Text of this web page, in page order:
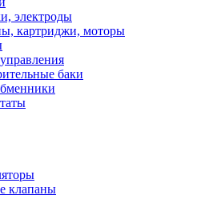
электроды
картриджи, моторы
баки
клапаны